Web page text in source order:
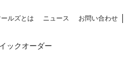
ルズとは ニュース お問い合わせ
ックオーダー